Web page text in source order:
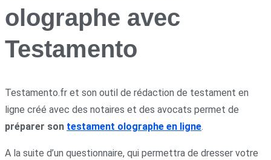
olographe avec
Testamento
Testamento.fr et son outil de rédaction de testament en
ligne créé avec des notaires et des avocats permet de
préparer son testament olographe en ligne.
A la suite d’un questionnaire, qui permettra de dresser votre